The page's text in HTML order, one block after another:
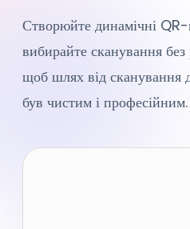
Допомога
API
Створюйте динамічні
вибирайте сканування
щоб шлях від сканування
був чистим і професійним.